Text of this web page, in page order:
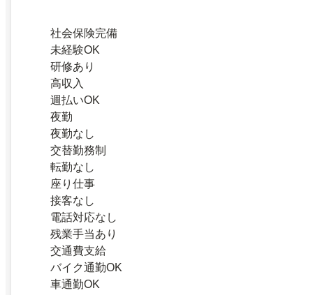
社会保険完備
未経験OK
研修あり
高収入
週払いOK
夜勤
夜勤なし
交替勤務制
転勤なし
座り仕事
接客なし
電話対応なし
残業手当あり
交通費支給
バイク通勤OK
車通勤OK